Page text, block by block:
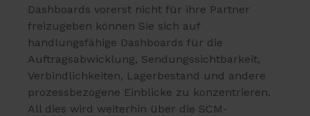
Dashboards vorerst nicht für ihre Partner
freizugeben können Sie sich auf
handlungsfähige Dashboards für die
Auftragsabwicklung, Sendungssichtbarkeit,
Verbindlichkeiten, Lagerbestand und andere
prozessbezogene Einblicke zu konzentrieren.
All dies wird weiterhin über die SCM-